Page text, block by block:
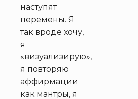
наступят
перемены. Я
так вроде хочу,
я
«визуализирую»,
я повторяю
аффирмации
как мантры, я